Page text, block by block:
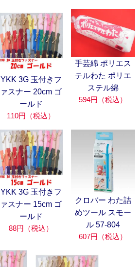
YKK 3G 玉付きフ
ァスナー 20cm ゴ
ールド
110円（税込）
手芸綿 ポリエス
テルわた ポリエ
ステル綿
594円（税込）
YKK 3G 玉付きフ
ァスナー 15cm ゴ
ールド
88円（税込）
クロバー わた詰
めツール スモー
ル 57-804
607円（税込）